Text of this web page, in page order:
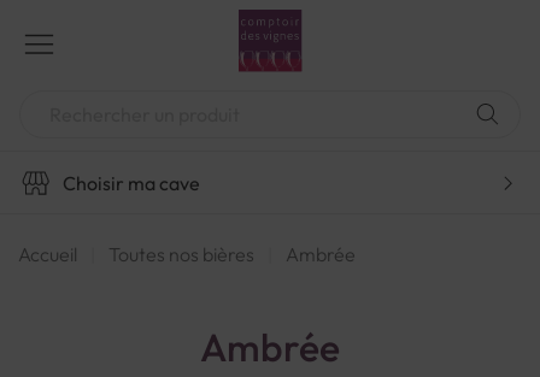
contenu
Choisir ma cave
Accueil Toutes nos bières Ambrée
Ambrée